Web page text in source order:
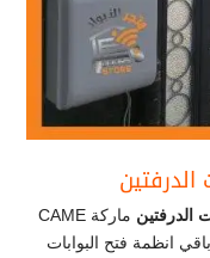
الدرفتين
ماركة CAME
انظمة فتح البوابات